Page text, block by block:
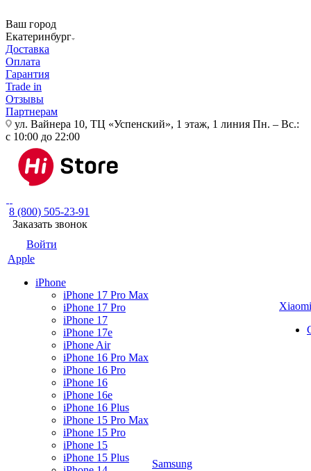
Ваш город
Екатеринбург
Доставка
Оплата
Гарантия
Trade in
Отзывы
Партнерам
ул. Вайнера 10, ТЦ «Успенский», 1 этаж, 1 линия Пн. – Вс.:
с 10:00 до 22:00
8 (800) 505-23-91
Заказать звонок
Войти
Apple
iPhone
iPhone 17 Pro Max
iPhone 17 Pro
iPhone 17
iPhone 17e
iPhone Air
iPhone 16 Pro Max
iPhone 16 Pro
iPhone 16
iPhone 16e
iPhone 16 Plus
iPhone 15 Pro Max
iPhone 15 Pro
iPhone 15
iPhone 15 Plus
Samsung
Xiaomi